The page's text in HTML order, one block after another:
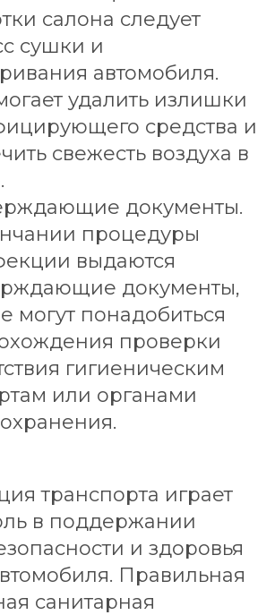
салона следует
сушки и
автомобиля.
удалить излишки
средства и
свежесть воздуха в
документы.
процедуры
выдаются
документы,
могут понадобиться
проверки
гигиеническим
или органами
транспорта играет
в поддержании
и здоровья
Правильная
санитарная